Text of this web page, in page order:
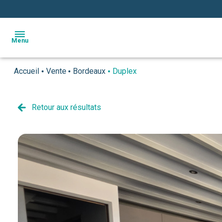
Menu
ventes
l'agence
actualités
avis
clients
Accueil Vente Bordeaux Duplex
Retour aux résultats